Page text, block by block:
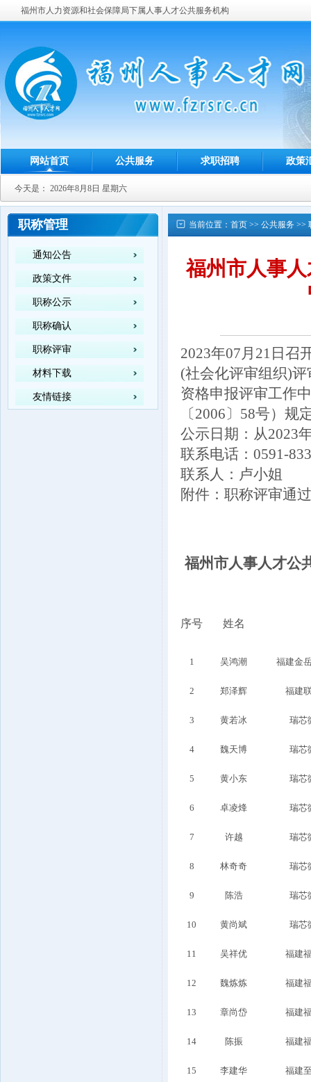
福州市人力资源和社会保障局下属人事人才公共服务机构
网站首页 公共服务 求职招聘 政策
今天是： 2026年8月8日 星期六
职称管理
通知公告
政策文件
职称公示
职称确认
职称评审
材料下载
友情链接
当前位置： 首页 >> 公共服务 >>
福州市人事
2023年07月21日召
(社会化评审组织)
资格申报评审工作
〔2006〕58号）规
公示日期：从2023
联系电话：0591-
联系人：卢小姐
附件：职称评审通
福州市人事人才公
序号 姓名
1 吴鸿潮 福建金
2 郑泽辉 福建
3 黄若冰 瑞芯
4 魏天博 瑞芯
5 黄小东 瑞芯
6 卓凌烽 瑞芯
7 许越 瑞芯
8 林奇奇 瑞芯
9 陈浩 瑞芯
10 黄尚斌 瑞芯
11 吴祥优 福建
12 魏炼炼 福建
13 章尚岱 福建
14 陈振 福建
15 李建华 福建